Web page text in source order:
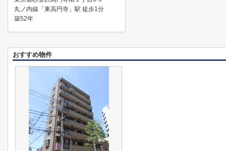
丸ノ内線「東高円寺」駅 徒歩1分
築52年
おすすめ物件